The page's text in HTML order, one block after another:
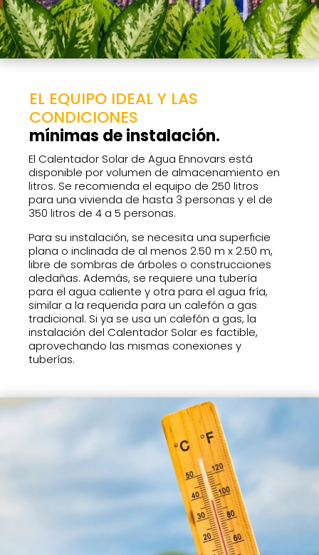
EL EQUIPO IDEAL Y LAS
CONDICIONES
mínimas de instalación.
El Calentador Solar de Agua Ennovars está
disponible por volumen de almacenamiento en
litros. Se recomienda el equipo de 250 litros
para una vivienda de hasta 3 personas y el de
350 litros de 4 a 5 personas.
Para su instalación, se necesita una superficie
plana o inclinada de al menos 2.50 m x 2.50 m,
libre de sombras de árboles o construcciones
aledañas. Además, se requiere una tubería
para el agua caliente y otra para el agua fría,
similar a la requerida para un calefón a gas
tradicional. Si ya se usa un calefón a gas, la
instalación del Calentador Solar es factible,
aprovechando las mismas conexiones y
tuberías.